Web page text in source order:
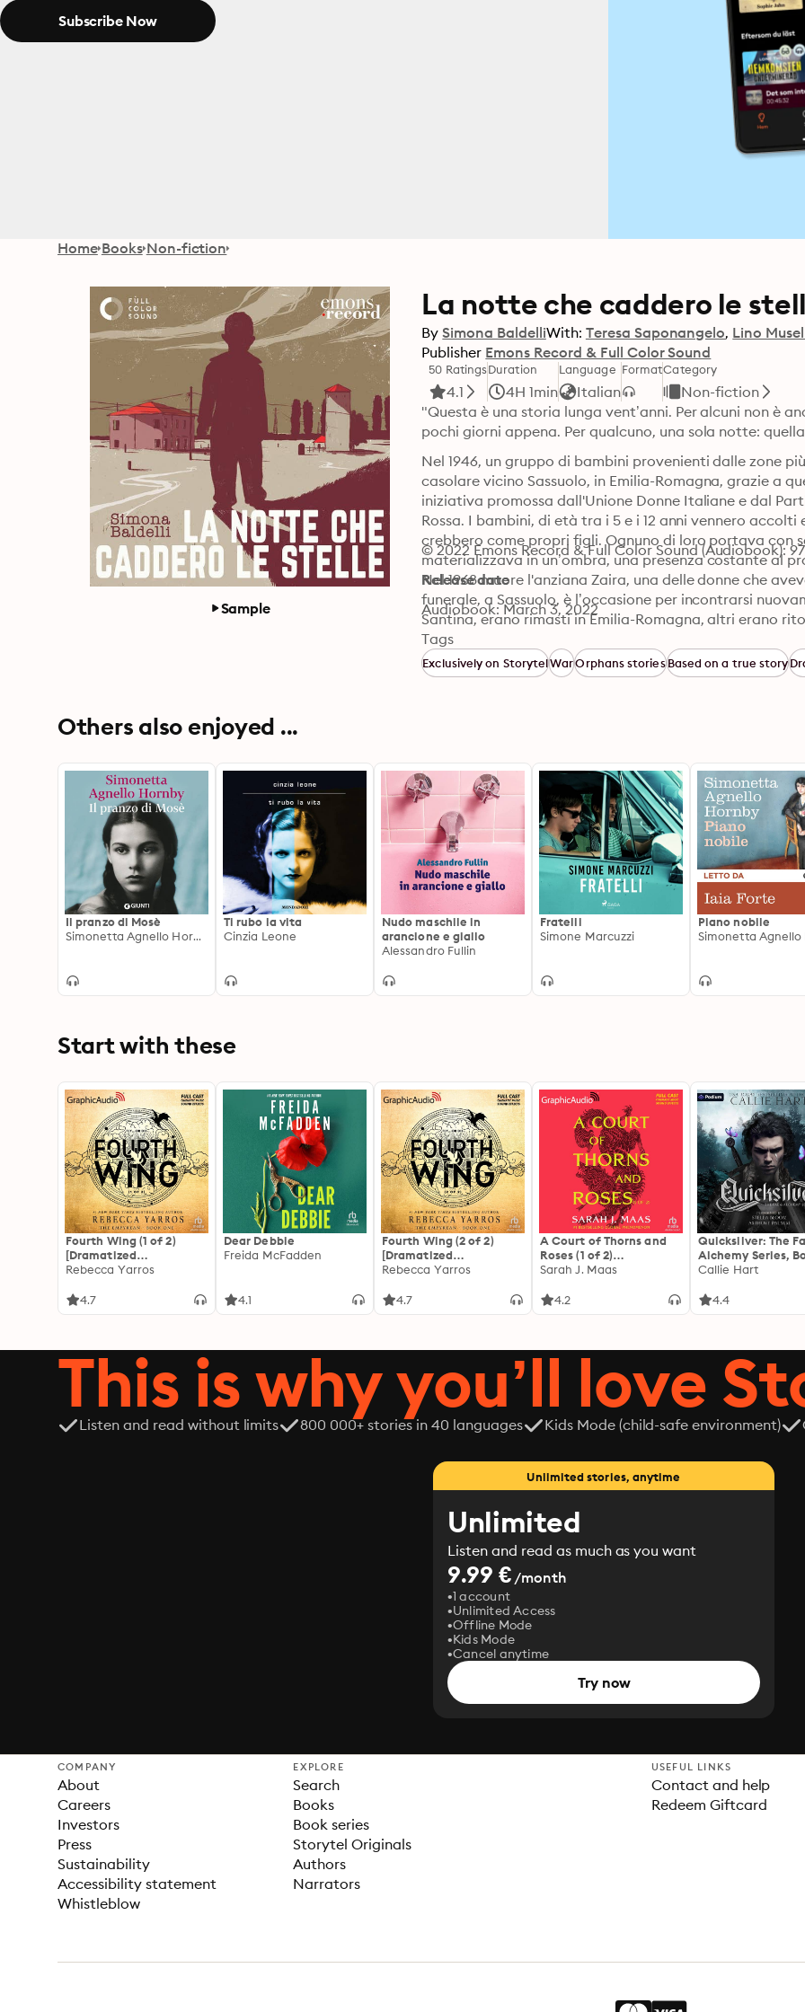
Subscribe Now
Home Books Non-fiction
Sample
La notte che caddero le
By Simona BaldelliWith: Teresa Saponangelo Lino
Publisher Emons Record & Full Color Sound
50 Ratings
4.1
Duration
4H 1min
Language
Italian
FormatCategory
Non-fiction
"Questa è una storia lunga vent’anni. Per alcuni non è
pochi giorni appena. Per qualcuno, una sola notte:
Nel 1946, un gruppo di bambini provenienti dalle zone
casolare vicino Sassuolo, in Emilia-Romagna, grazie a
iniziativa promossa dall'Unione Donne Italiane e dal
Rossa. I bambini, di età tra i 5 e i 12 anni vennero
crebbero come propri figli. Ognuno di loro portava con
materializzava in un’ombra, una presenza costante al
Nel 1968 muore l'anziana Zaira, una delle donne che
funerale, a Sassuolo, è l’occasione per incontrarsi
Santina, erano rimasti in Emilia-Romagna, altri erano
Nicola, che ormai è sposato e ha da poco avuto un
di un tempo. Perché Nicola non dorme mai. Deve essere
una notte d’estate in cui caddero le stelle.
© 2022 Emons Record & Full Color Sound (Audiobook):
Release date
Audiobook: March 3, 2022
Tags
Exclusively on StorytelWarOrphans storiesBased on a true story
Others also enjoyed ...
Il pranzo di Mosè
Simonetta Agnello Hornby
Ti rubo la vita
Cinzia Leone
Nudo maschile in
arancione e giallo
Alessandro Fullin
Fratelli
Simone Marcuzzi
Piano nobile
Start with these
Fourth Wing (1 of 2)
[Dramatized
Adaptation]: The
Rebecca Yarros
4.7
Dear Debbie
Freida McFadden
4.1
Fourth Wing (2 of 2)
[Dramatized
Adaptation]: The
Rebecca Yarros
4.7
A Court of Thorns and
Roses (1 of 2)
[Dramatized
Thorns and Roses 1
Sarah J. Maas
4.2
Quicksilver: The
Alchemy Series,
Callie Hart
4.4
This is why you’ll love
Listen and read without limits 800 000+ stories in 40 languages Kids Mode (child-safe environment)
Unlimited stories, anytime
Unlimited
Listen and read as much as you want
9.99 €/month
1 account
Unlimited Access
Offline Mode
Kids Mode
Cancel anytime
Try now
COMPANY
About
Careers
Investors
Press
Sustainability
Accessibility statement
Whistleblow
EXPLORE
Search
Books
Book series
Storytel Originals
Authors
Narrators
USEFUL LINKS
Contact and help
Redeem Giftcard